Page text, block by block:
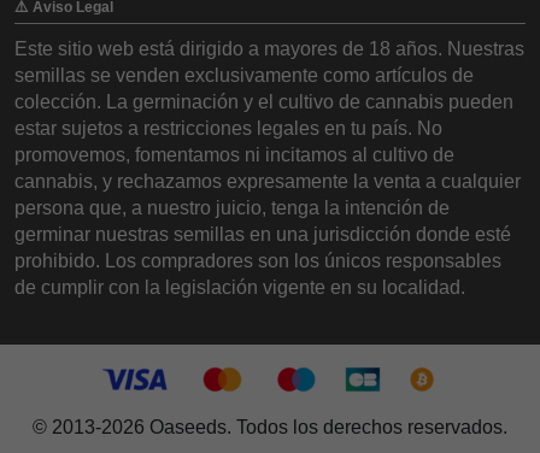
⚠️ Aviso Legal
Este sitio web está dirigido a mayores de 18 años. Nuestras
semillas se venden exclusivamente como artículos de
colección. La germinación y el cultivo de cannabis pueden
estar sujetos a restricciones legales en tu país. No
promovemos, fomentamos ni incitamos al cultivo de
cannabis, y rechazamos expresamente la venta a cualquier
persona que, a nuestro juicio, tenga la intención de
germinar nuestras semillas en una jurisdicción donde esté
prohibido. Los compradores son los únicos responsables
de cumplir con la legislación vigente en su localidad.
© 2013-2026 Oaseeds. Todos los derechos reservados.